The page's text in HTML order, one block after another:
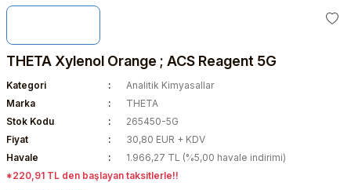
THETA Xylenol Orange ; ACS Reagent 5G
Kategori
Analitik Kimyasallar
Marka
THETA
Stok Kodu
265450-5G
Fiyat
30,80 EUR + KDV
Havale
1.966,27 TL (%5,00 havale indirimi)
*220,91 TL den başlayan taksitlerle!!